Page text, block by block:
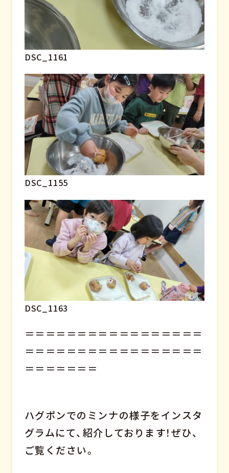
DSC_1161
DSC_1155
DSC_1163
＝＝＝＝＝＝＝＝＝＝＝＝＝＝＝＝＝
＝＝＝＝＝＝＝＝＝＝＝＝＝＝＝＝＝
＝＝＝＝＝＝＝
ハグポンでのミンナの様子をインスタ
グラムにて、紹介しております！ぜひ、
ご覧ください。